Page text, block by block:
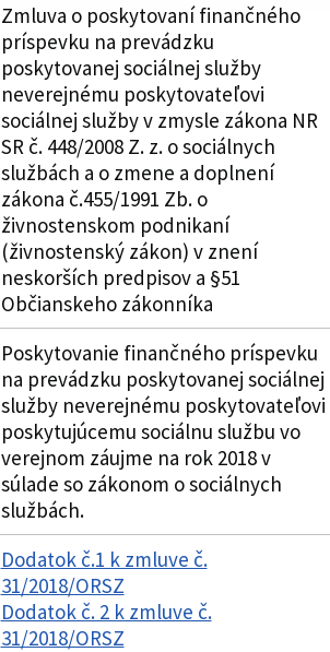
Zmluva o poskytovaní finančného
príspevku na prevádzku
poskytovanej sociálnej služby
neverejnému poskytovateľovi
sociálnej služby v zmysle zákona NR
SR č. 448/2008 Z. z. o sociálnych
službách a o zmene a doplnení
zákona č.455/1991 Zb. o
živnostenskom podnikaní
(živnostenský zákon) v znení
neskorších predpisov a §51
Občianskeho zákonníka
Poskytovanie finančného príspevku
na prevádzku poskytovanej sociálnej
služby neverejnému poskytovateľovi
poskytujúcemu sociálnu službu vo
verejnom záujme na rok 2018 v
súlade so zákonom o sociálnych
službách.
Dodatok č.1 k zmluve č.
31/2018/ORSZ
Dodatok č. 2 k zmluve č.
31/2018/ORSZ